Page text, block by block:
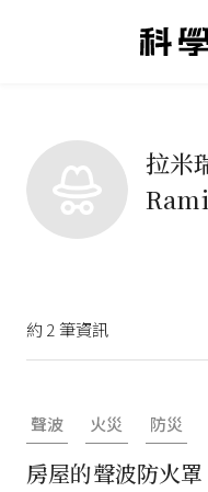
拉米
約 2 筆資訊
聲波 火災 防災
房屋的聲波防火罩